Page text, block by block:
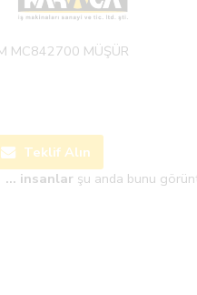
MC842700 MÜŞÜR
Teklif Alın
... insanlar şu anda bunu